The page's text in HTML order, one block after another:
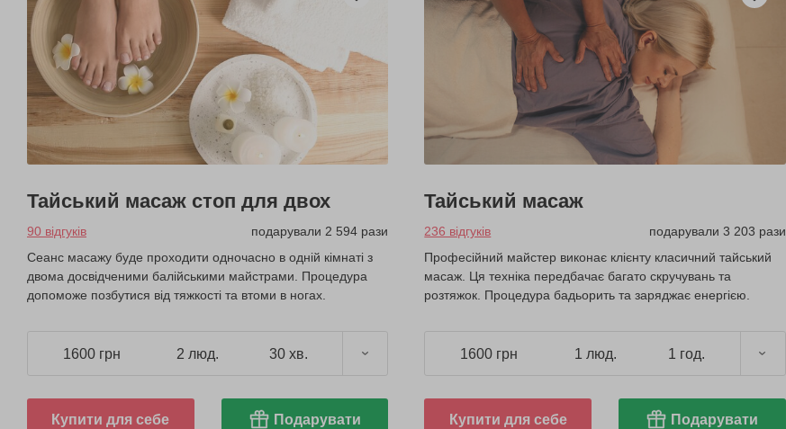
Тайський масаж стоп для двох
90 відгуків
подарували 2 594 рази
Сеанс масажу буде проходити одночасно в одній кімнаті з
двома досвідченими балійськими майстрами. Процедура
допоможе позбутися від тяжкості та втоми в ногах.
1600 грн 2 люд. 30 хв.
Купити для себе Подарувати
Тайський масаж
236 відгуків
подарували 3 203 рази
Професійний майстер виконає клієнту класичний тайський
масаж. Ця техніка передбачає багато скручувань та
розтяжок. Процедура бадьорить та заряджає енергією.
1600 грн 1 люд. 1 год.
Купити для себе Подарувати